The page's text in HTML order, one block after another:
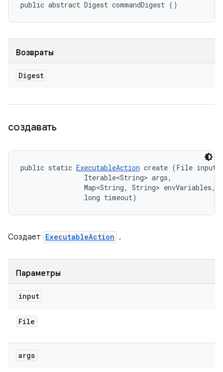
public abstract Digest commandDigest ()
Возвраты
Digest
создавать
public static ExecutableAction create (File
                Iterable<String> args,
                Map<String, String> envVariables,
                long timeout)
Создает ExecutableAction .
Параметры
input
File
args